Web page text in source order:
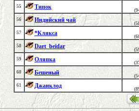
55
Типок
56
Индийский чай
57
*Клякса
58
Dart_beidar
59
Оляпка
60
Бешеный
61
Джанклод